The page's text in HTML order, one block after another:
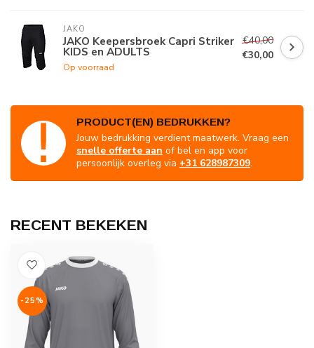
JAKO
JAKO Keepersbroek Capri Striker
KIDS en ADULTS
Op voorraad
€40,00
€30,00
PRODUCT(EN) BEDRUKKEN?
Jouw bedrukking verdient maatwerk. Vraag een
snelle offerte aan of bel en app voor
persoonlijk overleg via +31 628987309.
RECENT BEKEKEN
-25%